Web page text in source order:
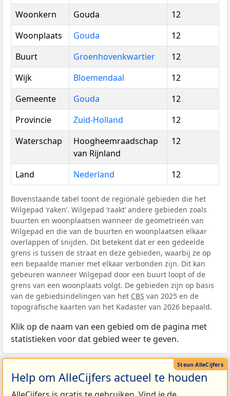
Woonkern Gouda
12
Woonplaats
Gouda
12
Buurt
Groenhovenkwartier
12
Wijk
Bloemendaal
12
Gemeente
Gouda
12
Provincie
Zuid-Holland
12
Waterschap
Hoogheemraadschap
van Rijnland
12
Land Nederland 12
Bovenstaande tabel toont de regionale gebieden die het
Wilgepad ‘raken’. Wilgepad ‘raakt’ andere gebieden zoals
buurten en woonplaatsen wanneer de geometrieën van
Wilgepad en die van de buurten en woonplaatsen elkaar
overlappen of snijden. Dit betekent dat er een gedeelde
grens is tussen de straat en deze gebieden, waarbij ze op
een bepaalde manier met elkaar verbonden zijn. Dit kan
gebeuren wanneer Wilgepad door een buurt loopt of de
grens van een woonplaats volgt. De gebieden zijn op basis
van de gebiedsindelingen van het CBS van 2025 en de
topografische kaarten van het Kadaster van 2026 bepaald.
Klik op de naam van een gebied om de pagina met
statistieken voor dat gebied weer te geven.
Help om AlleCijfers actueel te houden